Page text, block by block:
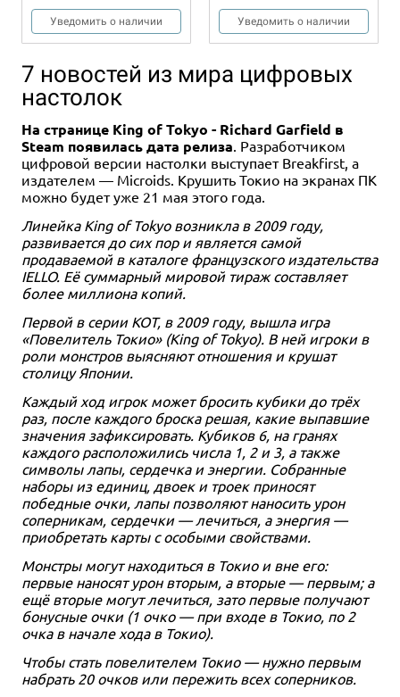
Уведомить о наличии Уведомить о наличии
7 новостей из мира цифровых
настолок
На странице King of Tokyo - Richard Garfield в
Steam появилась дата релиза. Разработчиком
цифровой версии настолки выступает Breakfirst, а
издателем — Microids. Крушить Токио на экранах ПК
можно будет уже 21 мая этого года.
Линейка King of Tokyo возникла в 2009 году,
развивается до сих пор и является самой
продаваемой в каталоге французского издательства
IELLO. Её суммарный мировой тираж составляет
более миллиона копий.
Первой в серии KOT, в 2009 году, вышла игра
«Повелитель Токио» (King of Tokyo). В ней игроки в
роли монстров выясняют отношения и крушат
столицу Японии.
Каждый ход игрок может бросить кубики до трёх
раз, после каждого броска решая, какие выпавшие
значения зафиксировать. Кубиков 6, на гранях
каждого расположились числа 1, 2 и 3, а также
символы лапы, сердечка и энергии. Собранные
наборы из единиц, двоек и троек приносят
победные очки, лапы позволяют наносить урон
соперникам, сердечки — лечиться, а энергия —
приобретать карты с особыми свойствами.
Монстры могут находиться в Токио и вне его:
первые наносят урон вторым, а вторые — первым; а
ещё вторые могут лечиться, зато первые получают
бонусные очки (1 очко — при входе в Токио, по 2
очка в начале хода в Токио).
Чтобы стать повелителем Токио — нужно первым
набрать 20 очков или пережить всех соперников.